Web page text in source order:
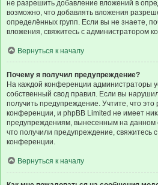
не разрешить добавление вложений в
возможно, что добавлять вложения
определённых групп. Если вы не знаете,
вложения, свяжитесь с администратором
Вернуться к началу
Почему я получил предупреждение?
На каждой конференции администраторы
собственный свод правил. Если вы
получить предупреждение. Учтите, что
конференции, и phpBB Limited не имеет
предупреждениям, вынесенным на данном
что получили предупреждение, свяжитесь
конференции.
Вернуться к началу